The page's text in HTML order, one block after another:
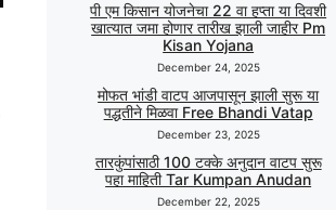
पी एम किसान योजनेचा 22 वा हप्ता या दिवशी
खात्यात जमा होणार तारीख झाली जाहीर Pm
Kisan Yojana
December 24, 2025
मोफत भांडी वाटप आजपासून झाली सुरू या
पद्धतीने मिळवा Free Bhandi Vatap
December 23, 2025
तारकुंपांसाठी 100 टक्के अनुदान वाटप सुरू
पहा माहिती Tar Kumpan Anudan
December 22, 2025